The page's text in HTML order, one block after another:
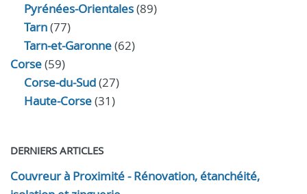
Pyrénées-Orientales(89)
Tarn(77)
Tarn-et-Garonne(62)
Corse(59)
Corse-du-Sud(27)
Haute-Corse(31)
DERNIERS ARTICLES
Couvreur à Proximité - Rénovation, étanchéité,